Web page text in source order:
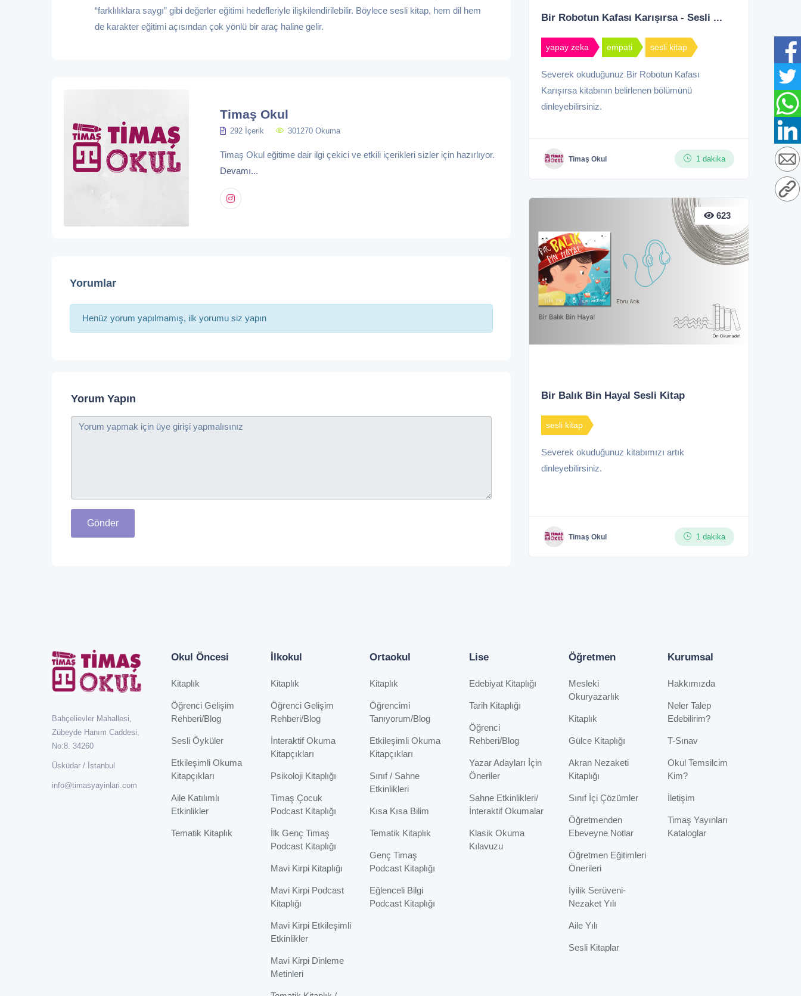
“farklılıklara saygı” gibi değerler eğitimi hedefleriyle ilişkilendirilebilir. Böylece sesli kitap, hem dil hem
de karakter eğitimi açısından çok yönlü bir araç haline gelir.
Timaş Okul
292 İçerik 301270 Okuma
Timaş Okul eğitime dair ilgi çekici ve etkili içerikleri sizler için hazırlıyor.
Devamı...
Yorumlar
Henüz yorum yapılmamış, ilk yorumu siz yapın
Yorum Yapın
Gönder
Bir Robotun Kafası Karışırsa - Sesli ...
yapay zeka empati sesli kitap
Severek okuduğunuz Bir Robotun Kafası
Karışırsa kitabının belirlenen bölümünü
dinleyebilirsiniz.
Timaş Okul 1 dakika
623
Bir Balık Bin Hayal Sesli Kitap
sesli kitap
Severek okuduğunuz kitabımızı artık
dinleyebilirsiniz.
Timaş Okul 1 dakika
Bahçelievler Mahallesi,
Zübeyde Hanım Caddesi,
No:8. 34260
Üsküdar / İstanbul
info@timasyayinlari.com
Okul Öncesi
Kitaplık
Öğrenci Gelişim
Rehberi/Blog
Sesli Öyküler
Etkileşimli Okuma
Kitapçıkları
Aile Katılımlı
Etkinlikler
Tematik Kitaplık
İlkokul
Kitaplık
Öğrenci Gelişim
Rehberi/Blog
İnteraktif Okuma
Kitapçıkları
Psikoloji Kitaplığı
Timaş Çocuk
Podcast Kitaplığı
İlk Genç Timaş
Podcast Kitaplığı
Mavi Kirpi Kitaplığı
Mavi Kirpi Podcast
Kitaplığı
Mavi Kirpi Etkileşimli
Etkinlikler
Mavi Kirpi Dinleme
Metinleri
Ortaokul
Kitaplık
Öğrencimi
Tanıyorum/Blog
Etkileşimli Okuma
Kitapçıkları
Sınıf / Sahne
Etkinlikleri
Kısa Kısa Bilim
Tematik Kitaplık
Genç Timaş
Podcast Kitaplığı
Eğlenceli Bilgi
Podcast Kitaplığı
Lise
Edebiyat Kitaplığı
Tarih Kitaplığı
Öğrenci
Rehberi/Blog
Yazar Adayları İçin
Öneriler
Sahne Etkinlikleri/
İnteraktif Okumalar
Klasik Okuma
Kılavuzu
Öğretmen
Mesleki
Okuryazarlık
Kitaplık
Gülce Kitaplığı
Akran Nezaketi
Kitaplığı
Sınıf İçi Çözümler
Öğretmenden
Ebeveyne Notlar
Öğretmen Eğitimleri
Önerileri
İyilik Serüveni-
Nezaket Yılı
Aile Yılı
Sesli Kitaplar
Kurumsal
Hakkımızda
Neler Talep
Edebilirim?
T-Sınav
Okul Temsilcim
Kim?
İletişim
Timaş Yayınları
Kataloglar